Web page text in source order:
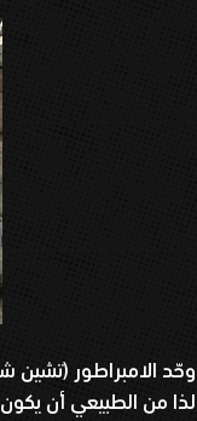
لذا من الطبيعي أن يكون